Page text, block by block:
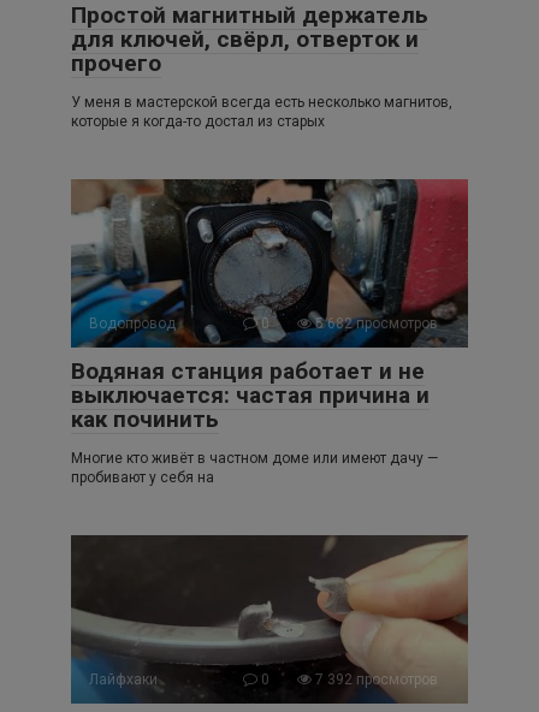
Простой магнитный держатель
для ключей, свёрл, отверток и
прочего
У меня в мастерской всегда есть несколько магнитов,
которые я когда-то достал из старых
Водопровод 0 5 682 просмотров
Водяная станция работает и не
выключается: частая причина и
как починить
Многие кто живёт в частном доме или имеют дачу —
пробивают у себя на
Лайфхаки 0 7 392 просмотров